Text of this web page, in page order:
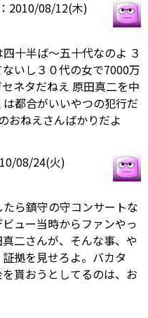
2010/08/12(木)
十半ば～五十代なのよ ３
いし３０代の女で7000万
ネタだねえ 原田真二を中
都合がいいやつの犯行だ
おねえさんばかりだよ
08/24(火)
ら鎮守の守コンサートな
ュー当時からファンやっ
二さんが、そんな事、や
拠を見せろよ。バカタ
貰おうとしてるのは、お